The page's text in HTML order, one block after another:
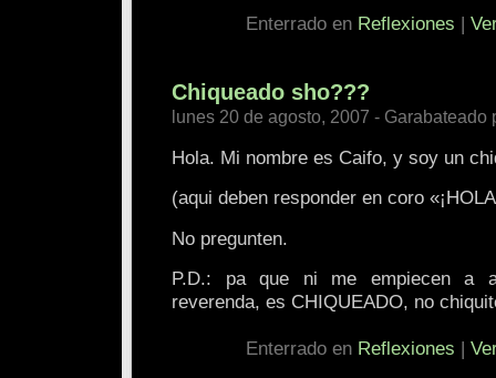
Enterrado en Reflexiones |
Chiqueado sho???
lunes 20 de agosto, 2007 - Garabateado
Hola. Mi nombre es Caifo, y soy un
(aqui deben responder en coro
No pregunten.
P.D.: pa que ni me empiecen a
reverenda, es CHIQUEADO, no
Enterrado en Reflexiones |